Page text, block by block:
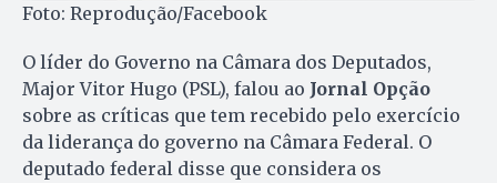
Foto: Reprodução/Facebook
O líder do Governo na Câmara dos Deputados,
Major Vitor Hugo (PSL), falou ao Jornal Opção
sobre as críticas que tem recebido pelo exercício
da liderança do governo na Câmara Federal. O
deputado federal disse que considera os